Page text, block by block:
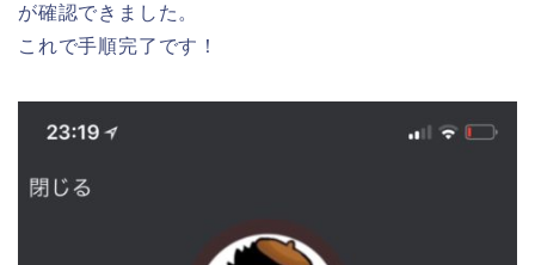
が確認できました。
これで手順完了です！